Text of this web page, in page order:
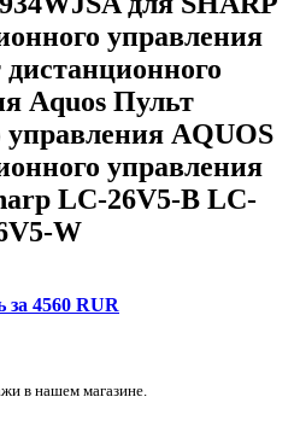
управления
Aquos Пульт
управления AQUOS
управления
LC-26V5-B LC-
W
за 4560 RUR
в нашем магазине.